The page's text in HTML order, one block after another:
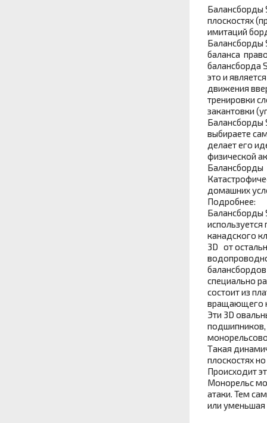
Балансборды
плоскостях
имитаций
Балансборды
баланса
балансборда
это и
движения
тренировки
закантовки
Балансборды
выбираете
делает его
физической
Балансборды
домашних
Подробнее:
Балансборды
канадского
3D от
специально
состоит из
вращающего
Эти 3D
подшипников,
Такая
плоскостях
Происходит
Монорельс
атаки. Тем
или